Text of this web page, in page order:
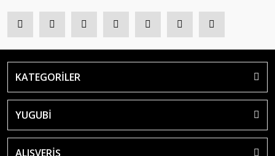
KATEGORİLER
YUGUBİ
ALIŞVERİŞ